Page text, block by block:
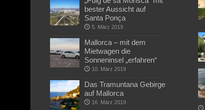
bester Aussicht auf
Santa Ponça
5. März 2019
Mallorca – mit dem
Mietwagen die
Sonneninsel „erfahren“
10. März 2019
Das Tramuntana Gebirge
auf Mallorca
16. März 2019